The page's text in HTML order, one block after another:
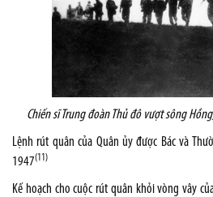
Chiến sĩ Trung đoàn Thủ đô vượt sông
Lệnh rút quân của Quân ủy được Bác và
1947(11)
Kế hoạch cho cuộc rút quân khỏi vòng vây